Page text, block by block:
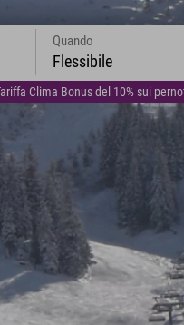
Clima Bonus del 10% sui
Quando
Flessibile